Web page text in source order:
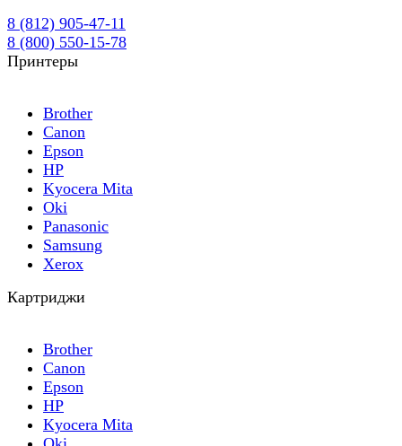
8 (812) 905-47-11
8 (800) 550-15-78
Принтеры
Brother
Canon
Epson
HP
Kyocera Mita
Oki
Panasonic
Samsung
Xerox
Картриджи
Brother
Canon
Epson
HP
Kyocera Mita